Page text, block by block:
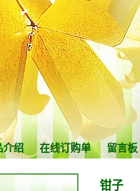
介绍 在线订购单 留言板
钳子